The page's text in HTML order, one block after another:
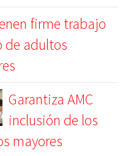
firme trabajo
de adultos
Garantiza AMC
inclusión de los
mayores